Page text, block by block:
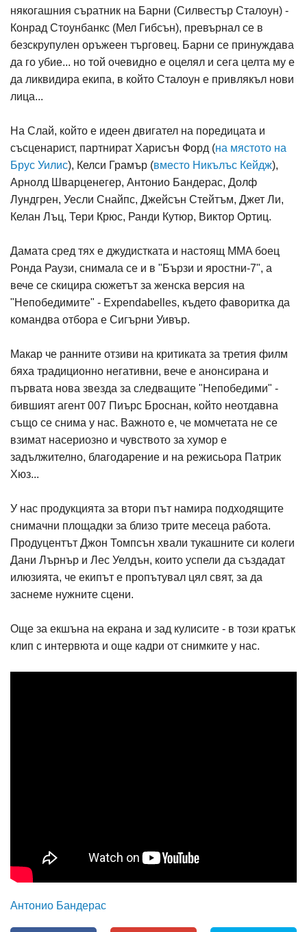
някогашния съратник на Барни (Силвестър Сталоун) -
Конрад Стоунбанкс (Мел Гибсън), превърнал се в
безскрупулен оръжеен търговец. Барни се принуждава
да го убие... но той очевидно е оцелял и сега целта му е
да ликвидира екипа, в който Сталоун е привлякъл нови
лица...
На Слай, който е идеен двигател на поредицата и
съсценарист, партнират Харисън Форд (на мястото на
Брус Уилис), Келси Грамър (вместо Никълъс Кейдж),
Арнолд Шварценегер, Антонио Бандерас, Долф
Лундгрен, Уесли Снайпс, Джейсън Стейтъм, Джет Ли,
Келан Лъц, Тери Крюс, Ранди Кутюр, Виктор Ортиц.
Дамата сред тях е джудистката и настоящ MMA боец
Ронда Раузи, снимала се и в "Бързи и яростни-7", а
вече се скицира сюжетът за женска версия на
"Непобедимите" - Expendabelles, където фаворитка да
командва отбора е Сигърни Уивър.
Макар че ранните отзиви на критиката за третия филм
бяха традиционно негативни, вече е анонсирана и
първата нова звезда за следващите "Непобедими" -
бившият агент 007 Пиърс Броснан, който неотдавна
също се снима у нас. Важното е, че момчетата не се
взимат насериозно и чувството за хумор е
задължително, благодарение и на режисьора Патрик
Хюз...
У нас продукцията за втори път намира подходящите
снимачни площадки за близо трите месеца работа.
Продуцентът Джон Томпсън хвали тукашните си колеги
Дани Лърнър и Лес Уелдън, които успели да създадат
илюзията, че екипът е пропътувал цял свят, за да
заснеме нужните сцени.
Още за екшъна на екрана и зад кулисите - в този кратък
клип с интервюта и още кадри от снимките у нас.
Антонио Бандерас